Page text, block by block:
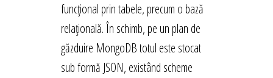
funcțional prin tabele, precum o bază
relațională. În schimb, pe un plan de
găzduire MongoDB totul este stocat
sub formă JSON, existând scheme